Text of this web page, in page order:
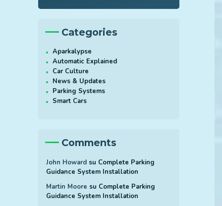
Categories
Aparkalypse
Automatic Explained
Car Culture
News & Updates
Parking Systems
Smart Cars
Comments
John Howardsu Complete Parking
Guidance System Installation
Martin Moore su Complete Parking
Guidance System Installation